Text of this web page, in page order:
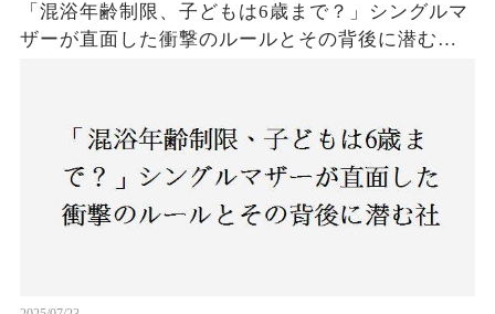
「混浴年齢制限、子どもは6歳まで？」シングルマ
ザーが直面した衝撃のルールとその背後に潜む社